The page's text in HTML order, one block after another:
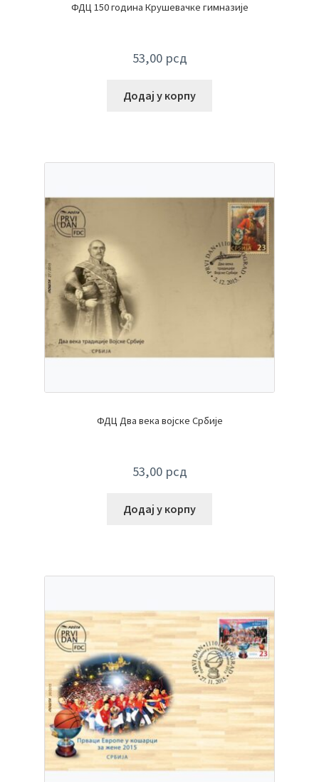
ФДЦ 150 година Крушевачке гимназије
53,00 рсд
Додај у корпу
ФДЦ Два века војске Србије
53,00 рсд
Додај у корпу